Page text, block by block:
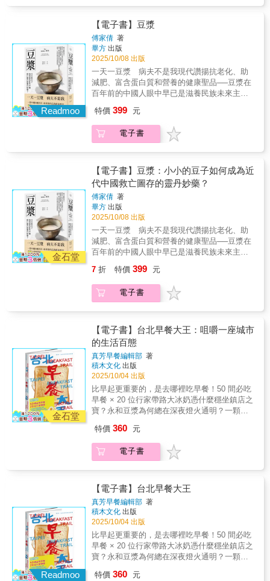
情復興。」──陳榮坤 農業部臺南區農業改良場
研究員兼分場長、稻米栽培育種者 「雙口呂一
路以來就像翻譯家，透過米食，成為傳統與現
代的譯者，台灣與外國人的連結節點。」──陳
靜宜 飲食作家 「書中忠實地記錄臺語詞和俗
語，還整理成表，可知『雙口呂』對傳統文化
的探索之徹底。不只是看見，更是實踐；找回
原初的生活，是回家真正的路。」──鄭順聰 臺
文作家「在雙口呂筆下和手中，米食與情意，
神記》作者
個社會的內裡。她與家庭共食，與當地人一同
教、政治、教育、氣候與傳統如何在日常中交
織成一個國家的肌理。我相信，這就是《世界
餐桌學問大》最珍貴的地方。它讓我們意識
到，餐桌不只是放置食物的地方，更是理解世
界的一扇窗。當我們咀嚼食物時，其實也在咀
嚼一個社會的歷史與現實。美味推薦吳宜蓉
歷史教師／作家番紅花 飲食作家黃春木 建
想過是怎麼來的嗎？你能想像一碗不起眼的
湯，濃縮了本地多元豐富的氣候？一罐小小的
醃製食品，蘊含當地人對土地的關愛和連結？
這些乍看稀鬆平常的菜餚，在作者岡根谷實里
眼中，卻是深入了解各地社會環境及世界局勢
的寶庫，潛藏著政治角力、宗教戒律、糧食生
產、傳統文化等議題。讓我們跟著她的腳步，
一同踏進家家戶戶的廚房，展開這場充滿全新
滋味的探險！專文推薦林家岑Amanda 親子烹
房探險家」。這不僅是浪漫的形容，而是她真
實的生活方式。她並不是走馬看花的旅人，而
是用「廚房」這個最貼近日常的場域，進入一
個社會的內裡。她與家庭共食，與當地人一同
備料、下廚，透過餐桌上的料理，看見了宗
教、政治、教育、氣候與傳統如何在日常中交
織成一個國家的肌理。我相信，這就是《世界
餐桌學問大》最珍貴的地方。它讓我們意識
到，餐桌不只是放置食物的地方，更是理解世
界的一扇窗。當我們咀嚼食物時，其實也在咀
嚼一個社會的歷史與現實。美味推薦吳宜蓉
歷史教師／作家番紅花 飲食作家黃春木 建
Readmoo
【電子書】豆漿
傅家倩 著
畢方 出版
2025/10/08 出版
一天一豆漿 病夫不是我現代讚揚抗老化、助
減肥、富含蛋白質和營養的健康聖品──豆漿在
百年前的中國人眼中早已是滋養民族未來主人
代化的飲食歷史揭露人們對營養、科學、富強
的想像與渴望二十世紀初的中國面對西方的洗
禮，許多有志拯救國家於水火的知識分子，紛
接觸到現代營養科學的人們認為，中國之所以
會不如西方，是因為飲食出了問題，沒有攝取
充足的營養，特別是蛋白質。中國人不僅幾乎
沒有食用肉類，也不會飲用西方推崇的完美食
物的牛奶，導致身體營養不良、體弱多病，連
帶影響了整個民族的虛弱。為了找出分庭抗禮
的辦法，眾人將目光聚焦在中國土生土長、富
含蛋白質的傳統黃豆製品──豆漿。作者傅家倩
老師透過「豆漿」這個我們日常生活中再熟悉
不過的飲料，揭露黃豆自賑濟饑荒的救急糧
段飲食、科學與民族交織的近代中國歷史。一
顆不起眼的黃豆，在「科學」和「營養」的加
持之下，搖身一變成為挽救民族未來的「中國
係，展現中國如何回應西方現代性帶來的挑
戰。聯合推薦雷祥麟 中央研究院近代史研究
所研究員兼所長皮國立 中央大學歷史所特聘
教授兼所長鄭俊德 閱讀人社群主編謝金魚
歷史作家（依來函順序排列）各方好評《豆
漿》講述了一個極具啟發性的創新故事。面對
中式膳食在蛋白質上的不足，人們沒有選擇全
盤西化，而是以大豆研發出豆漿，使其能與牛
物」。這是食物史由小觀大、引人入勝的精彩
究員兼所長一本讓您喝得「飽」又喝得「營
養」的好書，故事中那碗濃郁的豆漿，牽引出
的是中國現代史上國家發展的重大飲食與科技
問題。──皮國立，國立中央大學歷史所特聘教
授兼所長「豆漿」，一個再平常不過的營養早
餐飲品，竟然蘊含著龐大的歷史緣由與東西帝
國爭競的故事，且聽作者娓娓道來，一起從一
顆黃豆萌芽談起。──鄭俊德，閱讀人社群主編
這是一本極佳的著作，適合關注飲食議題的讀
者，特別是對黃豆感興趣的讀者。書中清晰地
梳理了豆漿生產、營養科學家和社會議題之間
的關聯，建構出食物、身體和國族認同的全新
特價 399 元
電子書
金石堂
【電子書】豆漿：小小的豆子如何成為近
代中國救亡圖存的靈丹妙藥？
傅家倩 著
畢方 出版
2025/10/08 出版
一天一豆漿 病夫不是我現代讚揚抗老化、助
減肥、富含蛋白質和營養的健康聖品──豆漿在
百年前的中國人眼中早已是滋養民族未來主人
代化的飲食歷史揭露人們對營養、科學、富強
的想像與渴望二十世紀初的中國面對西方的洗
禮，許多有志拯救國家於水火的知識分子，紛
接觸到現代營養科學的人們認為，中國之所以
會不如西方，是因為飲食出了問題，沒有攝取
充足的營養，特別是蛋白質。中國人不僅幾乎
沒有食用肉類，也不會飲用西方推崇的完美食
物的牛奶，導致身體營養不良、體弱多病，連
帶影響了整個民族的虛弱。為了找出分庭抗禮
的辦法，眾人將目光聚焦在中國土生土長、富
含蛋白質的傳統黃豆製品──豆漿。作者傅家倩
老師透過「豆漿」這個我們日常生活中再熟悉
不過的飲料，揭露黃豆自賑濟饑荒的救急糧
段飲食、科學與民族交織的近代中國歷史。一
顆不起眼的黃豆，在「科學」和「營養」的加
持之下，搖身一變成為挽救民族未來的「中國
係，展現中國如何回應西方現代性帶來的挑
戰。聯合推薦雷祥麟 中央研究院近代史研究
所研究員兼所長皮國立 中央大學歷史所特聘
教授兼所長鄭俊德 閱讀人社群主編謝金魚
歷史作家（依來函順序排列）各方好評《豆
漿》講述了一個極具啟發性的創新故事。面對
中式膳食在蛋白質上的不足，人們沒有選擇全
奶分庭抗禮，成為一種「既中國又現代的食
7 折 特價 399 元
電子書
金石堂
【電子書】台北早餐大王：咀嚼一座城市
的生活百態
真芳早餐編輯部 著
積木文化 出版
2025/10/04 出版
比早起更重要的，是去哪裡吃早餐！50 間必吃
早餐 × 20 位行家帶路大冰奶憑什麼穩坐鎮店之
寶？永和豆漿為何總在深夜燈火通明？一顆蛋
研發，成為上班族可靠的選擇？▍▏一場橫跨
百年的早餐文化之旅 ▏▍從日治時期的米飯與
醃蘿蔔、油條配杏仁茶，到戰後豆漿店的興
需，成為台灣人最深刻的日常記憶。▍▏台北
早餐大哉問，你是否也曾好奇？ ▏▍為什麼
「吐司、蛋餅、大冰奶」成為台式早餐的鐵三
角？買早餐送玩具又是誰的創意點子？上班族
的生活節奏，又怎麼影響早餐店的開門時間與
選址？這些關於早餐的小謎團，本書將為你一
一揭開。▍▏行家帶路，尋味台北的清晨日
常 ▏▍實地專訪多家代表性早餐店，如「早安
美芝城」、「阜杭豆漿」、「好初早餐」、
特價 360 元
電子書
Readmoo
【電子書】台北早餐大王
真芳早餐編輯部 著
積木文化 出版
2025/10/04 出版
比早起更重要的，是去哪裡吃早餐！50 間必吃
早餐 × 20 位行家帶路大冰奶憑什麼穩坐鎮店之
寶？永和豆漿為何總在深夜燈火通明？一顆蛋
研發，成為上班族可靠的選擇？▍▏一場橫跨
特價 360 元